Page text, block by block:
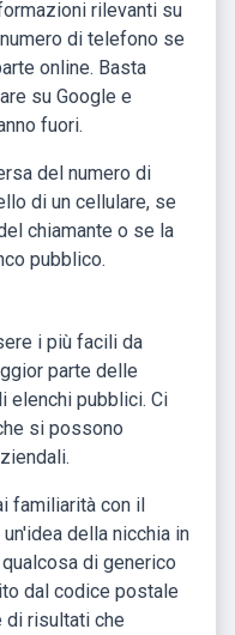
rilevanti su
di telefono se
online. Basta
su Google e
fuori.
del numero di
di un cellulare, se
chiamante o se la
pubblico.
i più facili da
parte delle
elenchi pubblici. Ci
si possono
familiarità con il
della nicchia in
di generico
dal codice postale
di risultati che